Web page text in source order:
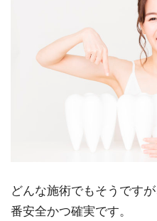
どんな施術でもそうです
番安全かつ確実です。